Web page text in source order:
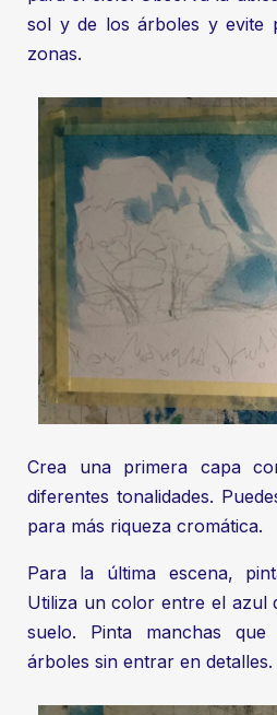
sol y de los árboles y evite
zonas.
Crea una primera capa
diferentes tonalidades.
para más riqueza cromática.
Para la última escena,
Utiliza un color entre el azul
suelo. Pinta manchas que
árboles sin entrar en detalles.